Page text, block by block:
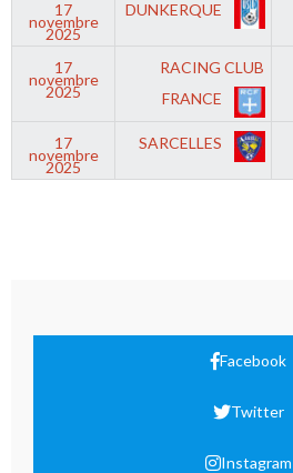
17
novembre
2025
DUNKERQUE
17
novembre
2025
RACING CLUB
FRANCE
17
novembre
2025
SARCELLES
Facebook
Twitter
Instagram